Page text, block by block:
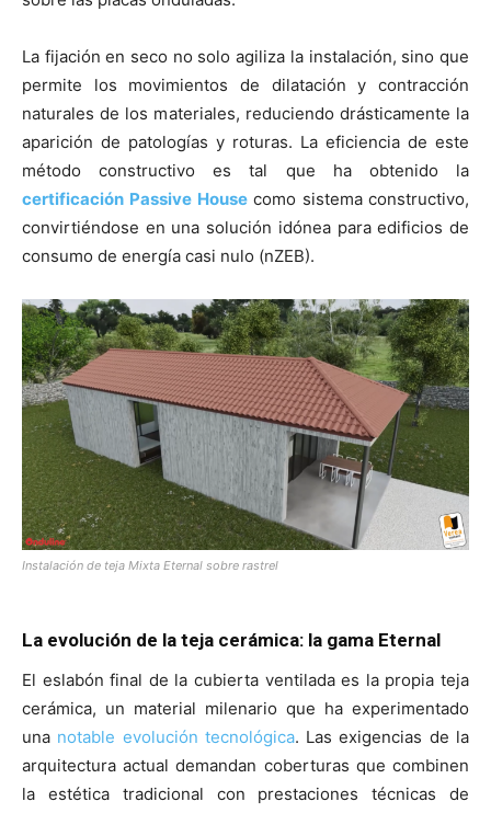
La fijación en seco no solo agiliza la instalación, sino que
permite los movimientos de dilatación y contracción
naturales de los materiales, reduciendo drásticamente la
aparición de patologías y roturas. La eficiencia de este
método constructivo es tal que ha obtenido la
certificación Passive Housecomo sistema constructivo,
convirtiéndose en una solución idónea para edificios de
consumo de energía casi nulo (nZEB).
Instalación de teja Mixta Eternal sobre rastrel
La evolución de la teja cerámica: la gama Eternal
El eslabón final de la cubierta ventilada es la propia teja
cerámica, un material milenario que ha experimentado
una notable evolución tecnológica. Las exigencias de la
arquitectura actual demandan coberturas que combinen
la estética tradicional con prestaciones técnicas de